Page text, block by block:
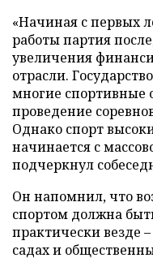
«Начиная с первых
работы партия
увеличения
отрасли.
многие спортивные
проведение
Однако спорт
начинается с
подчеркнул
Он напомнил, что
спортом должна
практически везде
садах и